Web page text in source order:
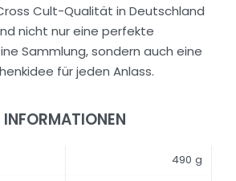
Cult-Qualität in Deutschland
nicht nur eine perfekte
Sammlung, sondern auch eine
für jeden Anlass.
490 g